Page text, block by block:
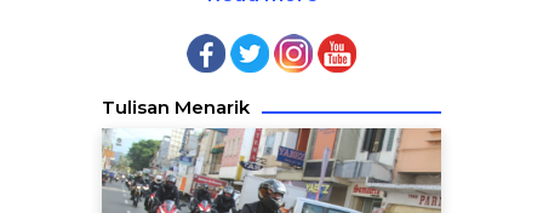
Tulisan Menarik